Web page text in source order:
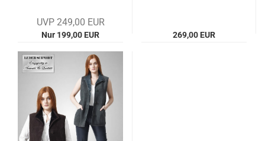
UVP 249,00 EUR
Nur 199,00 EUR 269,00 EUR